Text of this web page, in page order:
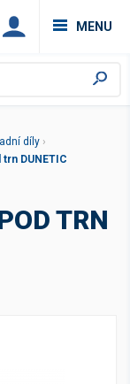
MENU
díly ›
DUNETIC
TRN